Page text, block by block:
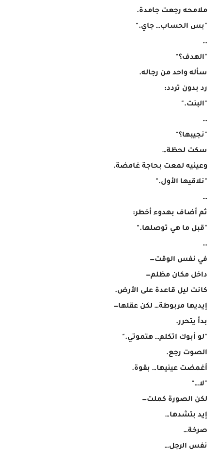
ملامحه رجعت جامدة.
"بس الحساب… جاي."
…
"الهدف؟"
سأله واحد من رجاله.
رد بدون تردد:
"البنت."
…
"نجيبها؟"
سكت لحظة…
وعينيه لمعت بحاجة غامضة.
"نلاقيها الأول."
…
ثم أضاف بهدوء أخطر:
"قبل ما هي توصلها."
…
في نفس الوقت—
داخل مكان مظلم—
كانت ليل قاعدة على الأرض.
إيديها مربوطة… لكن عقلها—
بدأ يتحرر.
"لو أبوك اتكلم… هتموتي."
الصوت رجع.
أغمضت عينيها… بقوة.
"لا…"
لكن الصورة كملت—
إيد بتشدها…
صرخة…
نفس الرجل…